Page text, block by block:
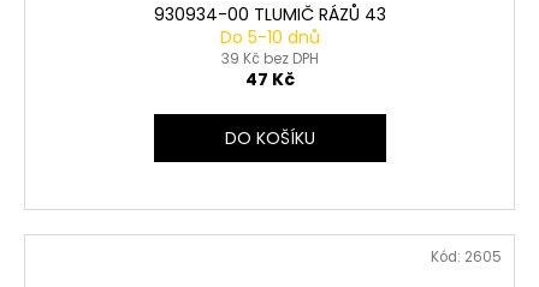
930934-00 TLUMIČ RÁZŮ 43
Do 5-10 dnů
39 Kč bez DPH
47 Kč
DO KOŠÍKU
Kód: 2605